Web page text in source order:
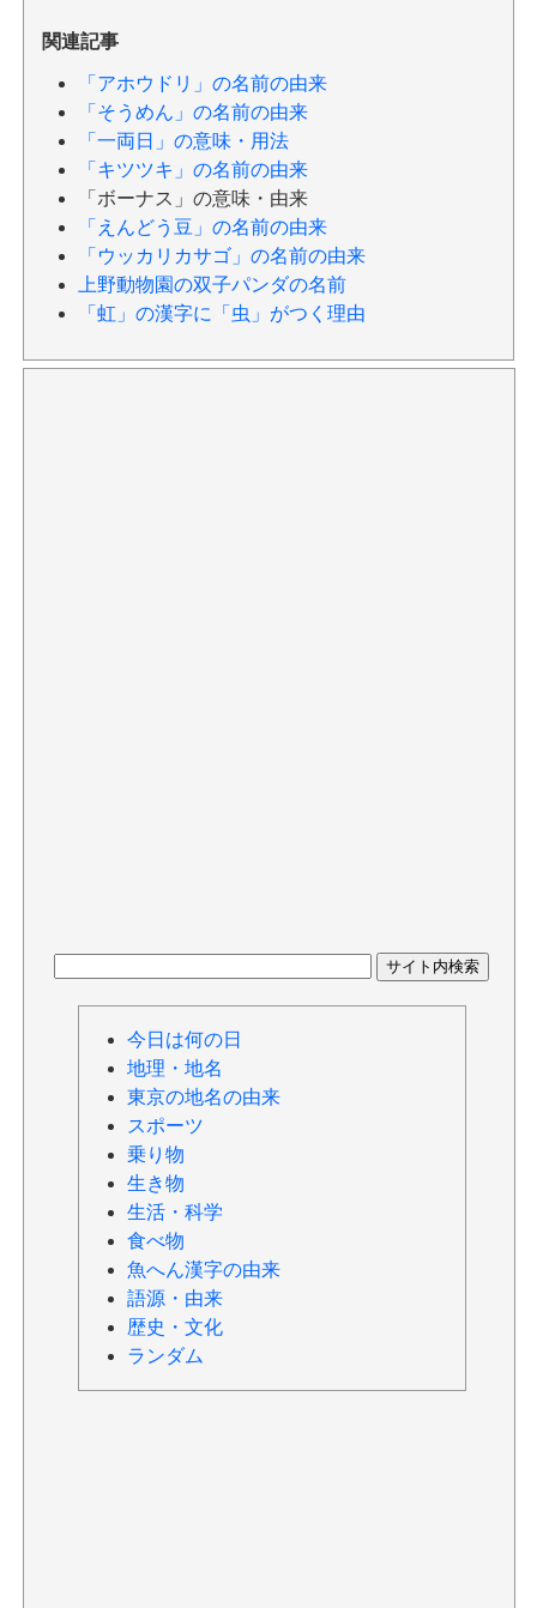
関連記事
「アホウドリ」の名前の由来
「そうめん」の名前の由来
「一両日」の意味・用法
「キツツキ」の名前の由来
「ボーナス」の意味・由来
「えんどう豆」の名前の由来
「ウッカリカサゴ」の名前の由来
上野動物園の双子パンダの名前
「虹」の漢字に「虫」がつく理由
今日は何の日
地理・地名
東京の地名の由来
スポーツ
乗り物
生き物
生活・科学
食べ物
魚へん漢字の由来
語源・由来
歴史・文化
ランダム